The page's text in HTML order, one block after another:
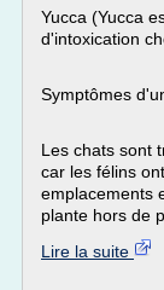
Yucca (Yucca
d'intoxication
Symptômes
Les chats sont
car les félins
emplacements
plante hors de
Lire la suite